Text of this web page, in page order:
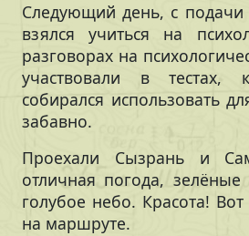
Следующий день, с подачи
взялся учиться на
разговорах на
участвовали в тестах,
собирался использовать
забавно.
Проехали Сызрань и
отличная погода, зелёные
голубое небо. Красота!
на маршруте.